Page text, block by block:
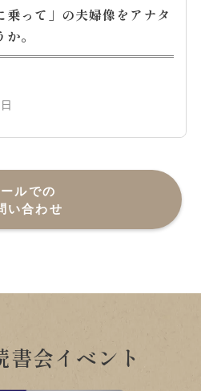
乗って」の夫婦像をアナタ
。
ルでの
い合わせ
書会イベント